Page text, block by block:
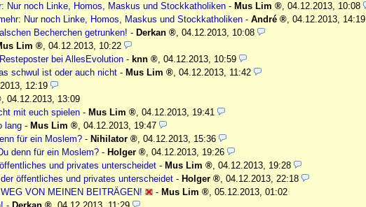
Nur noch Linke, Homos, Maskus und Stockkatholiken - Mus Lim , 04.12.2013, 10:08
Nur noch Linke, Homos, Maskus und Stockkatholiken - André , 04.12.2013, 14:19
Becherchen getrunken! - Derkan , 04.12.2013, 10:08
Lim , 04.12.2013, 10:22
bei AllesEvolution - knn , 04.12.2013, 10:59
schwul ist oder auch nicht - Mus Lim , 04.12.2013, 11:42
12:19
, 04.12.2013, 13:09
mit euch spielen - Mus Lim , 04.12.2013, 19:41
lang - Mus Lim , 04.12.2013, 19:47
für ein Moslem? - Nihilator , 04.12.2013, 15:36
denn für ein Moslem? - Holger , 04.12.2013, 19:26
und privates unterscheidet - Mus Lim , 04.12.2013, 19:28
öffentliches und privates unterscheidet - Holger , 04.12.2013, 22:18
VON MEINEN BEITRÄGEN!
- Mus Lim , 05.12.2013, 01:02